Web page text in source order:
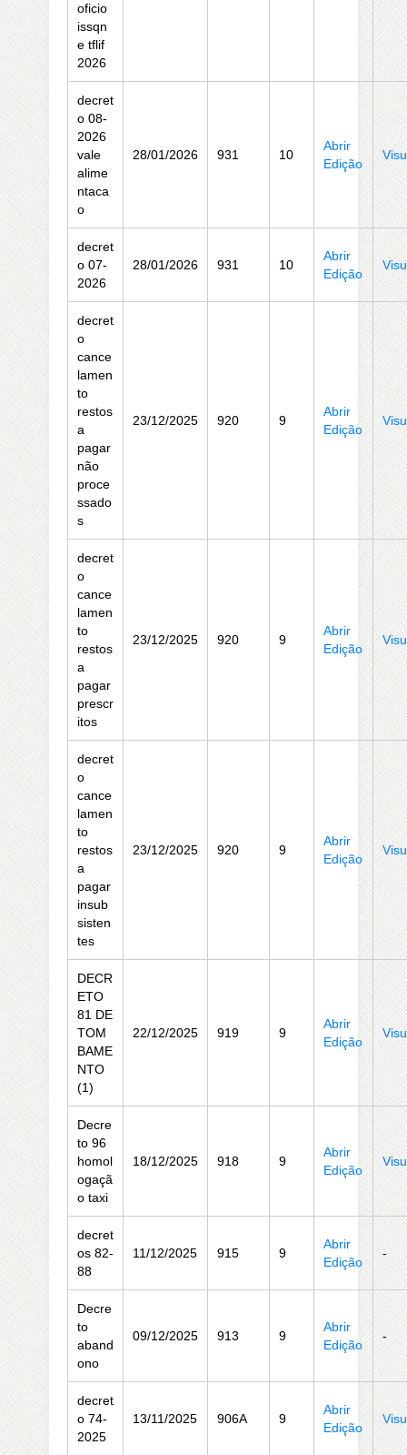
oficio
issqn
e tflif
2026
decret
o 08-
2026
vale
alime
ntaca
o
28/01/2026 931 10
Abrir
Edição
decret
o 07-
2026
28/01/2026 931 10
Abrir
Edição
decret
o
cance
lamen
to
restos
a
pagar
não
proce
ssado
s
23/12/2025 920 9
Abrir
Edição
decret
o
cance
lamen
to
restos
a
pagar
prescr
itos
23/12/2025 920 9
Abrir
Edição
decret
o
cance
lamen
to
restos
a
pagar
insub
sisten
tes
23/12/2025 920 9
Abrir
Edição
DECR
ETO
81 DE
TOM
BAME
NTO
(1)
22/12/2025 919 9
Abrir
Edição
Decre
to 96
homol
ogaçã
o taxi
18/12/2025 918 9
Abrir
Edição
decret
os 82-
88
11/12/2025 915 9
Abrir
Edição
-
Decre
to
aband
ono
09/12/2025 913 9
Abrir
Edição
-
decret
o 74-
2025
13/11/2025 906A 9
Abrir
Edição